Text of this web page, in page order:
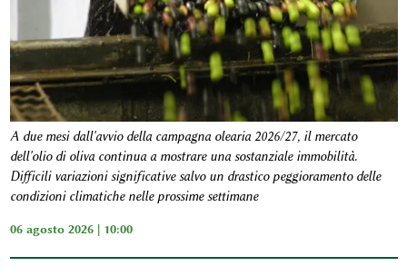
A due mesi dall'avvio della campagna olearia 2026/27, il mercato
dell'olio di oliva continua a mostrare una sostanziale immobilità.
Difficili variazioni significative salvo un drastico peggioramento delle
condizioni climatiche nelle prossime settimane
06 agosto 2026 | 10:00